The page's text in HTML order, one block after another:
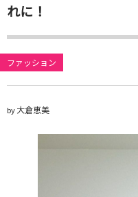
れに！
ファッション
by大倉恵美